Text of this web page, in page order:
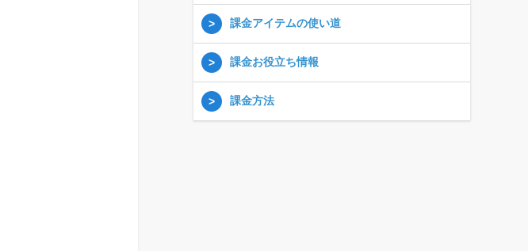
課金アイテムの使い道
課金お役立ち情報
課金方法